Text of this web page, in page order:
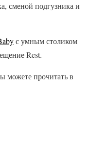
сменой подгузника и
с умным столиком
Rest.
можете прочитать в